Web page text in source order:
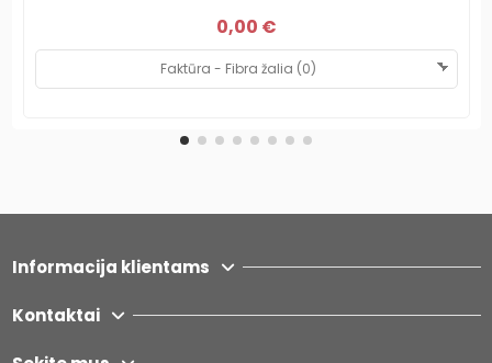
0,00 €
Informacija klientams
Kontaktai